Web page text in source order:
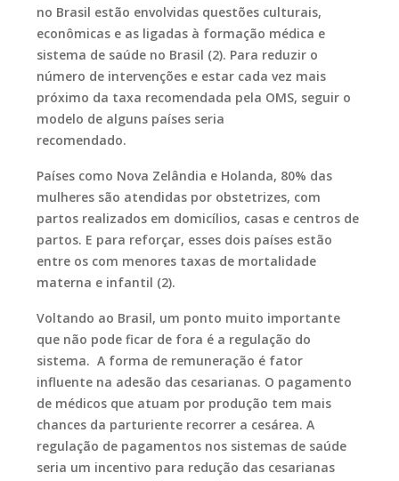
no Brasil estão envolvidas questões culturais,
econômicas e as ligadas à formação médica e
sistema de saúde no Brasil (2). Para reduzir o
número de intervenções e estar cada vez mais
próximo da taxa recomendada pela OMS, seguir o
modelo de alguns países seria
recomendado.
Países como Nova Zelândia e Holanda, 80% das
mulheres são atendidas por obstetrizes, com
partos realizados em domicílios, casas e centros de
partos. E para reforçar, esses dois países estão
entre os com menores taxas de mortalidade
materna e infantil (2).
Voltando ao Brasil, um ponto muito importante
que não pode ficar de fora é a regulação do
sistema. A forma de remuneração é fator
influente na adesão das cesarianas. O pagamento
de médicos que atuam por produção tem mais
chances da parturiente recorrer a cesárea. A
regulação de pagamentos nos sistemas de saúde
seria um incentivo para redução das cesarianas